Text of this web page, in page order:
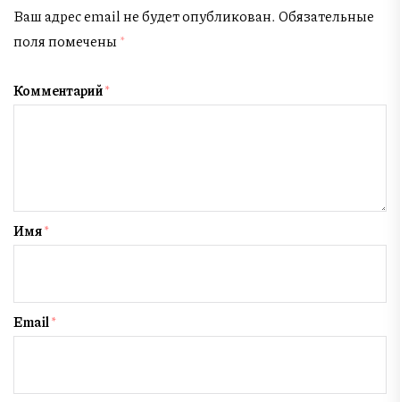
Ваш адрес email не будет опубликован. Обязательные
поля помечены *
Комментарий*
Имя*
Email*